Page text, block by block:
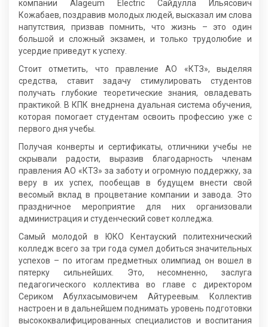
компании Alageum Electric Сайдулла Ильясович
Кожабаев, поздравив молодых людей, высказал им слова
напутствия, призвав помнить, что жизнь – это один
большой и сложный экзамен, и только трудолюбие и
усердие приведут к успеху.
Стоит отметить, что правление АО «КТЗ», выделяя
средства, ставит задачу стимулировать студентов
получать глубокие теоретические знания, овладевать
практикой. В КПК внедрнена дуальная система обучения,
которая помогает студентам освоить профессию уже с
первого дня учебы.
Получая конверты и сертификаты, отличники учебы не
скрывали радости, выразив благодарность членам
правления АО «КТЗ» за заботу и огромную поддержку, за
веру в их успех, пообещав в будущем внести свой
весомый вклад в процветание компании и завода. Это
праздничное мероприятие для них организовали
администрация и студенческий совет колледжа.
Самый молодой в ЮКО Кентауский политехнический
колледж всего за три года сумел добиться значительных
успехов – по итогам предметных олимпиад он вошел в
пятерку сильнейших. Это, несомненно, заслуга
педагогического коллектива во главе с директором
Сериком Абулхасымовичем Айтуреевым. Коллектив
настроен и в дальнейшем поднимать уровень подготовки
высококвалифицированных специалистов и воспитания